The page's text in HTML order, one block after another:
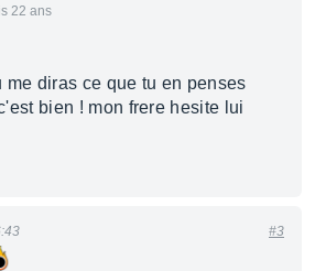
22 ans
me diras ce que tu en penses
bien ! mon frere hesite lui
#3